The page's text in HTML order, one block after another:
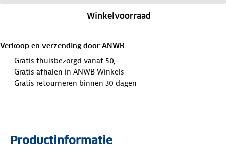
Winkelvoorraad
Verkoop en verzending door ANWB
Gratis thuisbezorgd vanaf 50,-
Gratis afhalen in ANWB Winkels
Gratis retourneren binnen 30 dagen
Productinformatie